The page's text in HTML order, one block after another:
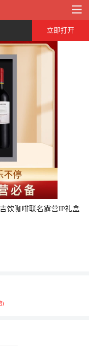
立即打开
饮咖啡联名露营IP礼盒
)